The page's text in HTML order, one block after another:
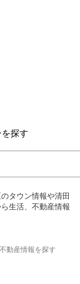
探す
タウン情報や清田
生活、不動産情報
不動産情報を探す